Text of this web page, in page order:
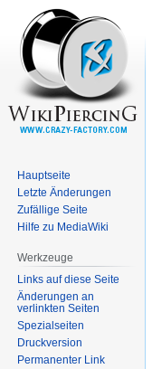
Hauptseite
Letzte Änderungen
Zufällige Seite
Hilfe zu MediaWiki
Werkzeuge
Links auf diese Seite
Änderungen an
verlinkten Seiten
Spezialseiten
Druckversion
Permanenter Link